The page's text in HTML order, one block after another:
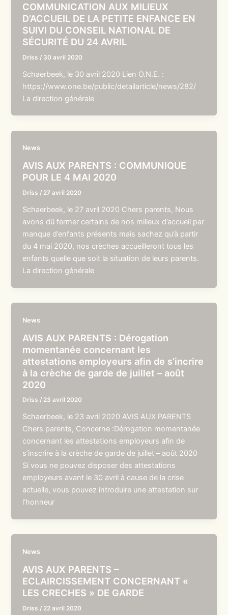
COMMUNICATION AUX MILIEUX
D’ACCUEIL DE LA PETITE ENFANCE EN
SUIVI DU CONSEIL NATIONAL DE
SÉCURITÉ DU 24 AVRIL
Driss / 30 avril 2020
Schaerbeek, le 30 avril 2020 Lien O.N.E. :
https://www.one.be/public/detailarticle/news/282/
La direction générale
News
AVIS AUX PARENTS : COMMUNIQUE
POUR LE 4 MAI 2020
Driss / 27 avril 2020
Schaerbeek, le 27 avril 2020 Chers parents, Nous
avons dû fermer certains de nos milieux d’accueil par
manque d’enfants présents mais sachez qu’à partir
du 4 mai 2020, nos crèches accueilleront tous les
enfants quelle que soit la situation de leurs parents.
La direction générale
News
AVIS AUX PARENTS : Dérogation
momentanée concernant les
attestations employeurs afin de s’incrire
à la crèche de garde de juillet – août
2020
Driss / 23 avril 2020
Schaerbeek, le 23 avril 2020 AVIS AUX PARENTS
Chers parents, Concerne :Dérogation momentanée
concernant les attestations employeurs afin de
s’inscrire à la crèche de garde de juillet – août 2020
Si vous ne pouvez disposer des attestations
employeurs avant le 30 avril à cause de la crise
actuelle, vous pouvez introduire une attestation sur
l’honneur
News
AVIS AUX PARENTS –
ECLAIRCISSEMENT CONCERNANT «
LES CRECHES » DE GARDE
Driss / 22 avril 2020